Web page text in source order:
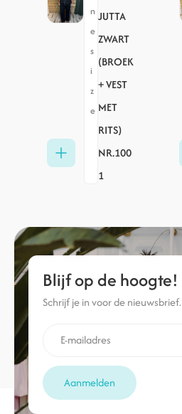
n
e
s
i
z
e
JUTTA
ZWART
(BROEK
+ VEST
MET
RITS)
NR.100
1
Blijf op de hoogte!
Schrijf je in voor de nieuwsbrief.
Aanmelden